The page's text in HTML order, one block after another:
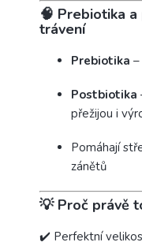
🧠 Prebiotika
trávení
Prebiotika
Postbiotika
přežijou i
Pomáhají
zánětů
💡 Proč právě
✔️ Perfektní